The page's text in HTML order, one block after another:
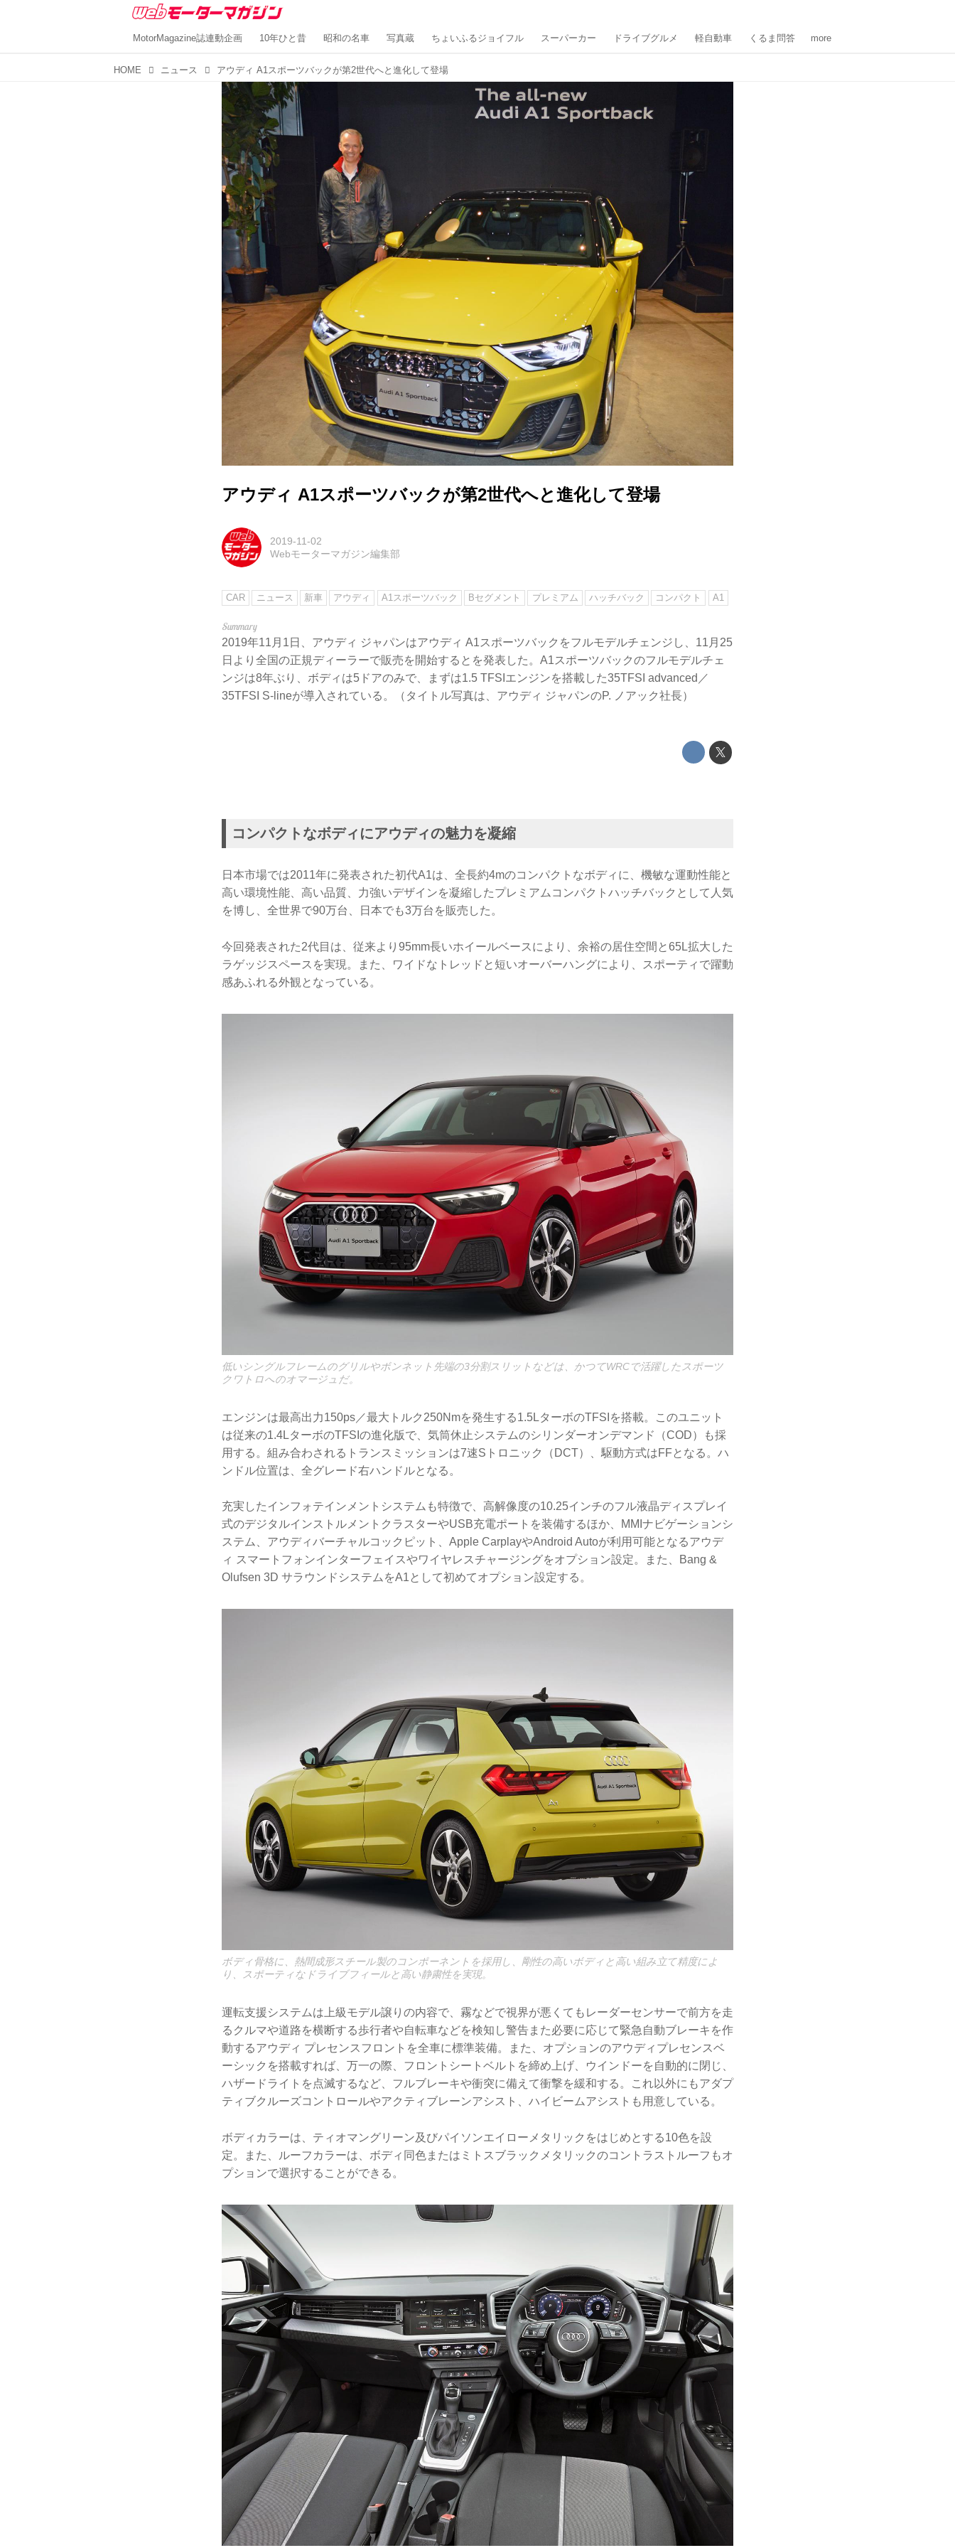
MotorMagazine誌連動企画 10年ひと昔 昭和の名車 写真蔵 ちょいふるジョイフル スーパーカー ドライブグルメ 軽自動車 くるま問答 more
HOME ニュース アウディ A1スポーツバックが第2世代へと進化して登場
アウディ A1スポーツバックが第2世代へと進化して登場
2019-11-02
Webモーターマガジン編集部
CAR ニュース 新車 アウディ A1スポーツバック Bセグメント プレミアム ハッチバック コンパクト A1
2019年11月1日、アウディ ジャパンはアウディ A1スポーツバックをフルモデルチェンジし、11月25
日より全国の正規ディーラーで販売を開始するとを発表した。A1スポーツバックのフルモデルチェ
ンジは8年ぶり、ボディは5ドアのみで、まずは1.5 TFSIエンジンを搭載した35TFSI advanced／
35TFSI S-lineが導入されている。（タイトル写真は、アウディ ジャパンのP. ノアック社長）
コンパクトなボディにアウディの魅力を凝縮
日本市場では2011年に発表された初代A1は、全長約4mのコンパクトなボディに、機敏な運動性能と
高い環境性能、高い品質、力強いデザインを凝縮したプレミアムコンパクトハッチバックとして人気
を博し、全世界で90万台、日本でも3万台を販売した。
今回発表された2代目は、従来より95mm長いホイールベースにより、余裕の居住空間と65L拡大した
ラゲッジスペースを実現。また、ワイドなトレッドと短いオーバーハングにより、スポーティで躍動
感あふれる外観となっている。
低いシングルフレームのグリルやボンネット先端の3分割スリットなどは、かつてWRCで活躍したスポーツ
クワトロへのオマージュだ。
エンジンは最高出力150ps／最大トルク250Nmを発生する1.5LターボのTFSIを搭載。このユニット
は従来の1.4LターボのTFSIの進化版で、気筒休止システムのシリンダーオンデマンド（COD）も採
用する。組み合わされるトランスミッションは7速Sトロニック（DCT）、駆動方式はFFとなる。ハ
ンドル位置は、全グレード右ハンドルとなる。
充実したインフォテインメントシステムも特徴で、高解像度の10.25インチのフル液晶ディスプレイ
式のデジタルインストルメントクラスターやUSB充電ポートを装備するほか、MMIナビゲーションシ
ステム、アウディバーチャルコックピット、Apple CarplayやAndroid Autoが利用可能となるアウデ
ィ スマートフォンインターフェイスやワイヤレスチャージングをオプション設定。また、Bang &
Olufsen 3D サラウンドシステムをA1として初めてオプション設定する。
ボディ骨格に、熱間成形スチール製のコンポーネントを採用し、剛性の高いボディと高い組み立て精度によ
り、スポーティなドライブフィールと高い静粛性を実現。
運転支援システムは上級モデル譲りの内容で、霧などで視界が悪くてもレーダーセンサーで前方を走
るクルマや道路を横断する歩行者や自転車などを検知し警告また必要に応じて緊急自動ブレーキを作
動するアウディ プレセンスフロントを全車に標準装備。また、オプションのアウディプレセンスベ
ーシックを搭載すれば、万一の際、フロントシートベルトを締め上げ、ウインドーを自動的に閉じ、
ハザードライトを点滅するなど、フルブレーキや衝突に備えて衝撃を緩和する。これ以外にもアダプ
ティブクルーズコントロールやアクティブレーンアシスト、ハイビームアシストも用意している。
ボディカラーは、ティオマングリーン及びパイソンエイローメタリックをはじめとする10色を設
定。また、ルーフカラーは、ボディ同色またはミトスブラックメタリックのコントラストルーフもオ
プションで選択することができる。